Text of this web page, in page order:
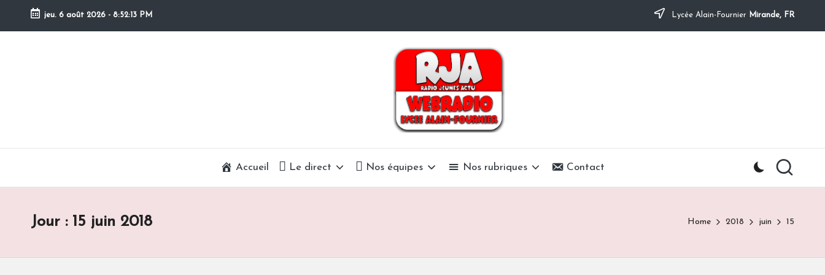
Skip
jeu. 6 août 2026 - 8:52:13 PM Lycée Alain-Fournier Mirande, FR
R
a
d
o
La
Du
Lycée
Alain-
Accueil Le direct Nos équipes Nos rubriques Contact
Jour : 15 juin 2018 Home 2018 juin 15